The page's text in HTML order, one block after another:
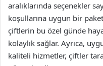
aralıklarında seçenekler
koşullarına uygun bir
çiftlerin bu özel günde
kolaylık sağlar. Ayrıca,
kaliteli hizmetler, çiftler